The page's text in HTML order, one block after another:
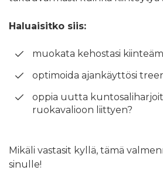
Haluaisitko siis:
muokata kehostasi
optimoida ajankäyttösi
oppia uutta
ruokavalioon liittyen?
Mikäli vastasit kyllä, tämä
sinulle!